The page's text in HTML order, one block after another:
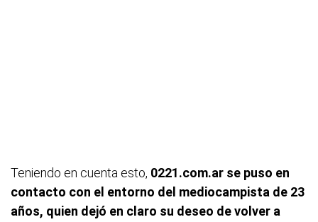
Teniendo en cuenta esto, 0221.com.ar se puso en
contacto con el entorno del mediocampista de 23
años, quien dejó en claro su deseo de volver a